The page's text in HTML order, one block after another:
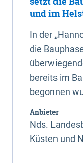
und im
In der
die
bereits im
begonnen
Anbieter
Nds.
Küsten und